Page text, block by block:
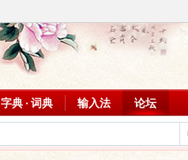
字典 · 词典 输入法 论坛